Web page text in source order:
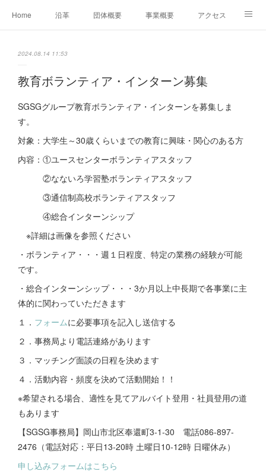
Home 沿革 団体概要 事業概要 アクセス
レンタルスペースについて
2024.08.14 11:53
教育ボランティア・インターン募集
SGSGグループ教育ボランティア・インターンを募集しま
す。
対象：大学生～30歳くらいまでの教育に興味・関心のある方
内容：①ユースセンターボランティアスタッフ
②なないろ学習塾ボランティアスタッフ
③通信制高校ボランティアスタッフ
④総合インターンシップ
※詳細は画像を参照ください
・ボランティア・・・週１日程度、特定の業務の経験が可能
です。
・総合インターンシップ・・・3か月以上中長期で各事業に主
体的に関わっていただきます
１． フォームに必要事項を記入し送信する
２．事務局より電話連絡があります
３．マッチング面談の日程を決めます
４．活動内容・頻度を決めて活動開始！！
※希望される場合、適性を見てアルバイト登用・社員登用の道
もあります
【SGSG事務局】岡山市北区奉還町3-1-30 電話086-897-
2476（電話対応：平日13-20時 土曜日10-12時 日曜休み）
申し込みフォームはこちら